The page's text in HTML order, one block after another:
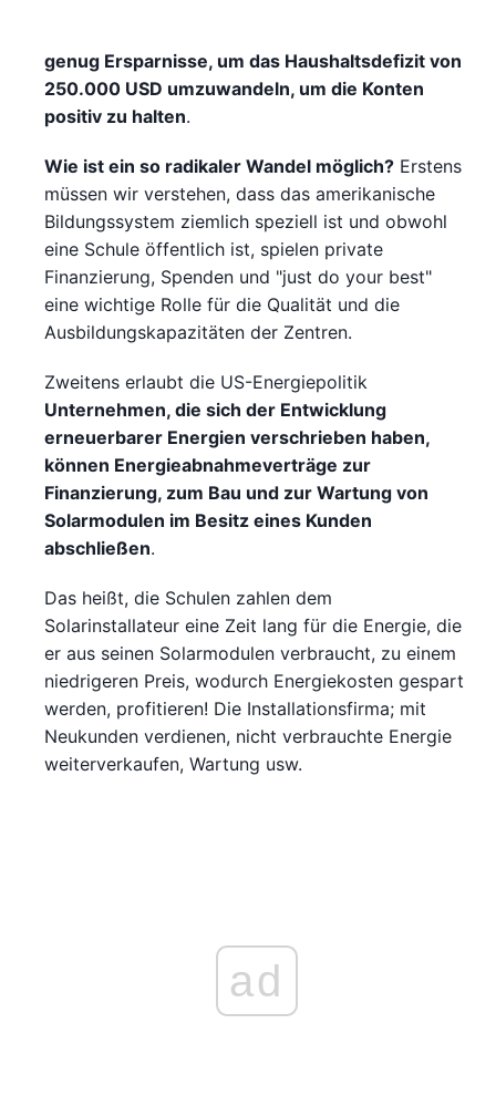
genug Ersparnisse, um das Haushaltsdefizit von
250.000 USD umzuwandeln, um die Konten
positiv zu halten.
Wie ist ein so radikaler Wandel möglich? Erstens
müssen wir verstehen, dass das amerikanische
Bildungssystem ziemlich speziell ist und obwohl
eine Schule öffentlich ist, spielen private
Finanzierung, Spenden und "just do your best"
eine wichtige Rolle für die Qualität und die
Ausbildungskapazitäten der Zentren.
Zweitens erlaubt die US-Energiepolitik
Unternehmen, die sich der Entwicklung
erneuerbarer Energien verschrieben haben,
können Energieabnahmeverträge zur
Finanzierung, zum Bau und zur Wartung von
Solarmodulen im Besitz eines Kunden
abschließen.
Das heißt, die Schulen zahlen dem
Solarinstallateur eine Zeit lang für die Energie, die
er aus seinen Solarmodulen verbraucht, zu einem
niedrigeren Preis, wodurch Energiekosten gespart
werden, profitieren! Die Installationsfirma; mit
Neukunden verdienen, nicht verbrauchte Energie
weiterverkaufen, Wartung usw.
ad